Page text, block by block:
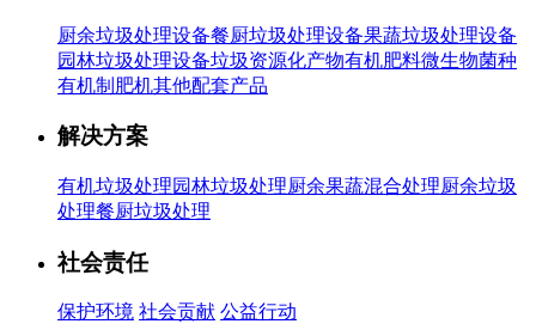
厨余垃圾处理设备餐厨垃圾处理设备果蔬垃圾处理设备
园林垃圾处理设备垃圾资源化产物有机肥料微生物菌种
有机制肥机其他配套产品
解决方案
有机垃圾处理园林垃圾处理厨余果蔬混合处理厨余垃圾
处理餐厨垃圾处理
社会责任
保护环境 社会贡献 公益行动